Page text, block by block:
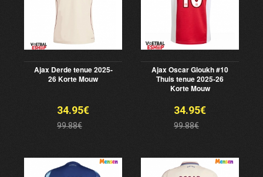
Ajax Derde tenue 2025-
26 Korte Mouw
34.95€
99.88€
Ajax Oscar Gloukh #10
Thuis tenue 2025-26
Korte Mouw
34.95€
99.88€